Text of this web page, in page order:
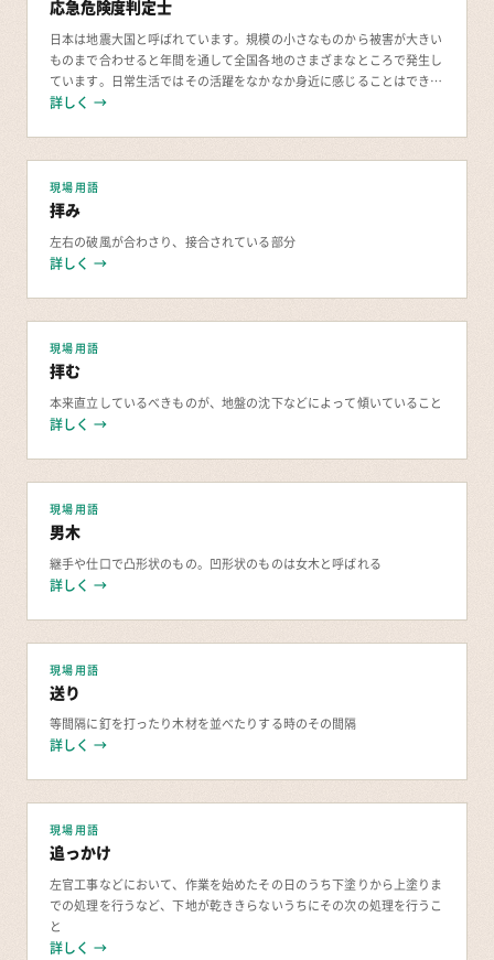
応急危険度判定士
日本は地震大国と呼ばれています。規模の小さなものから被害が大きい
ものまで合わせると年間を通して全国各地のさまざまなところで発生し
ています。日常生活ではその活躍をなかなか身近に感じることはできま
せんが、いざ大きな災害に見舞われた時に活躍する資
詳しく →
現場用語
拝み
左右の破風が合わさり、接合されている部分
詳しく →
現場用語
拝む
本来直立しているべきものが、地盤の沈下などによって傾いていること
詳しく →
現場用語
男木
継手や仕口で凸形状のもの。凹形状のものは女木と呼ばれる
詳しく →
現場用語
送り
等間隔に釘を打ったり木材を並べたりする時のその間隔
詳しく →
現場用語
追っかけ
左官工事などにおいて、作業を始めたその日のうち下塗りから上塗りま
での処理を行うなど、下地が乾ききらないうちにその次の処理を行うこ
と
詳しく →